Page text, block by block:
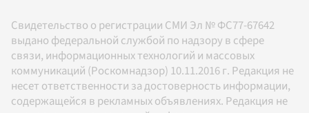
Свидетельство о регистрации СМИ Эл № ФС77-67642
выдано федеральной службой по надзору в сфере
связи, информационных технологий и массовых
коммуникаций (Роскомнадзор) 10.11.2016 г. Редакция не
несет ответственности за достоверность информации,
содержащейся в рекламных объявлениях. Редакция не